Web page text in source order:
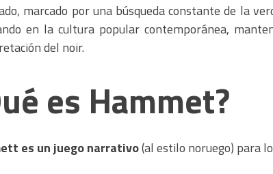
marcado por una búsqueda constante de la
en la cultura popular contemporánea,
del noir.
es Hammet?
es un juego narrativo(al estilo noruego) para